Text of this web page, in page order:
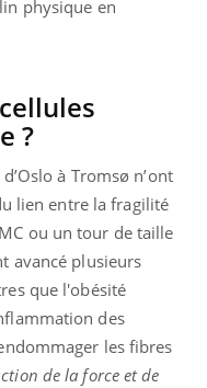
physique en
?
à Tromsø n’ont
lien entre la fragilité
ou un tour de taille
avancé plusieurs
que l'obésité
des
les fibres
de la force et de